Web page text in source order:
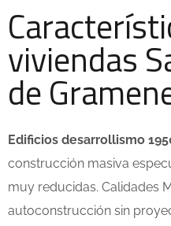
viviendas
de
Edificios desarrollismo
construcción masiva
muy reducidas. Calidades
autoconstrucción sin